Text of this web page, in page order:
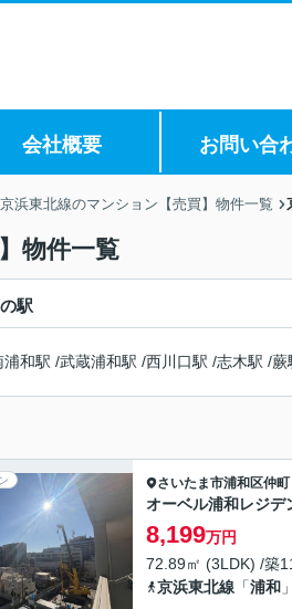
会社概要 お問い合
京浜東北線のマンション【売買】物件一覧
物件一覧
駅
浦和駅 /武蔵浦和駅 /西川口駅 /志木駅 /蕨
さいたま市浦和区仲町
オーベル浦和レジデ
8,199万円
72.89㎡ (3LDK) /築
京浜東北線 「浦和